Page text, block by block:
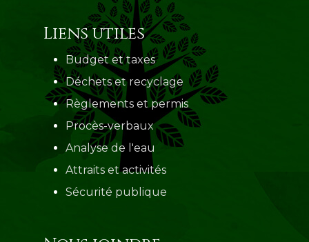
Liens utiles
Budget et taxes
Déchets et recyclage
Règlements et permis
Procès-verbaux
Analyse de l'eau
Attraits et activités
Sécurité publique